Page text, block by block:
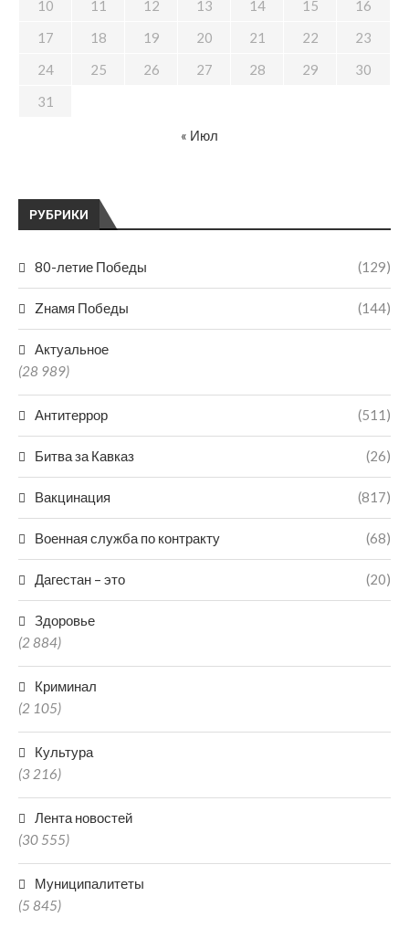
РУБРИКИ
80-летие Победы (129)
Zнамя Победы (144)
Актуальное
(28 989)
Антитеррор (511)
Битва за Кавказ (26)
Вакцинация (817)
Военная служба по контракту (68)
Дагестан – это (20)
Здоровье
(2 884)
Криминал
(2 105)
Культура
(3 216)
Лента новостей
(30 555)
Муниципалитеты
(5 845)
10
11 12 13 14 15
16
17
18 19 20 21 22
23
24
25 26 27 28 29
30
31
« Июл